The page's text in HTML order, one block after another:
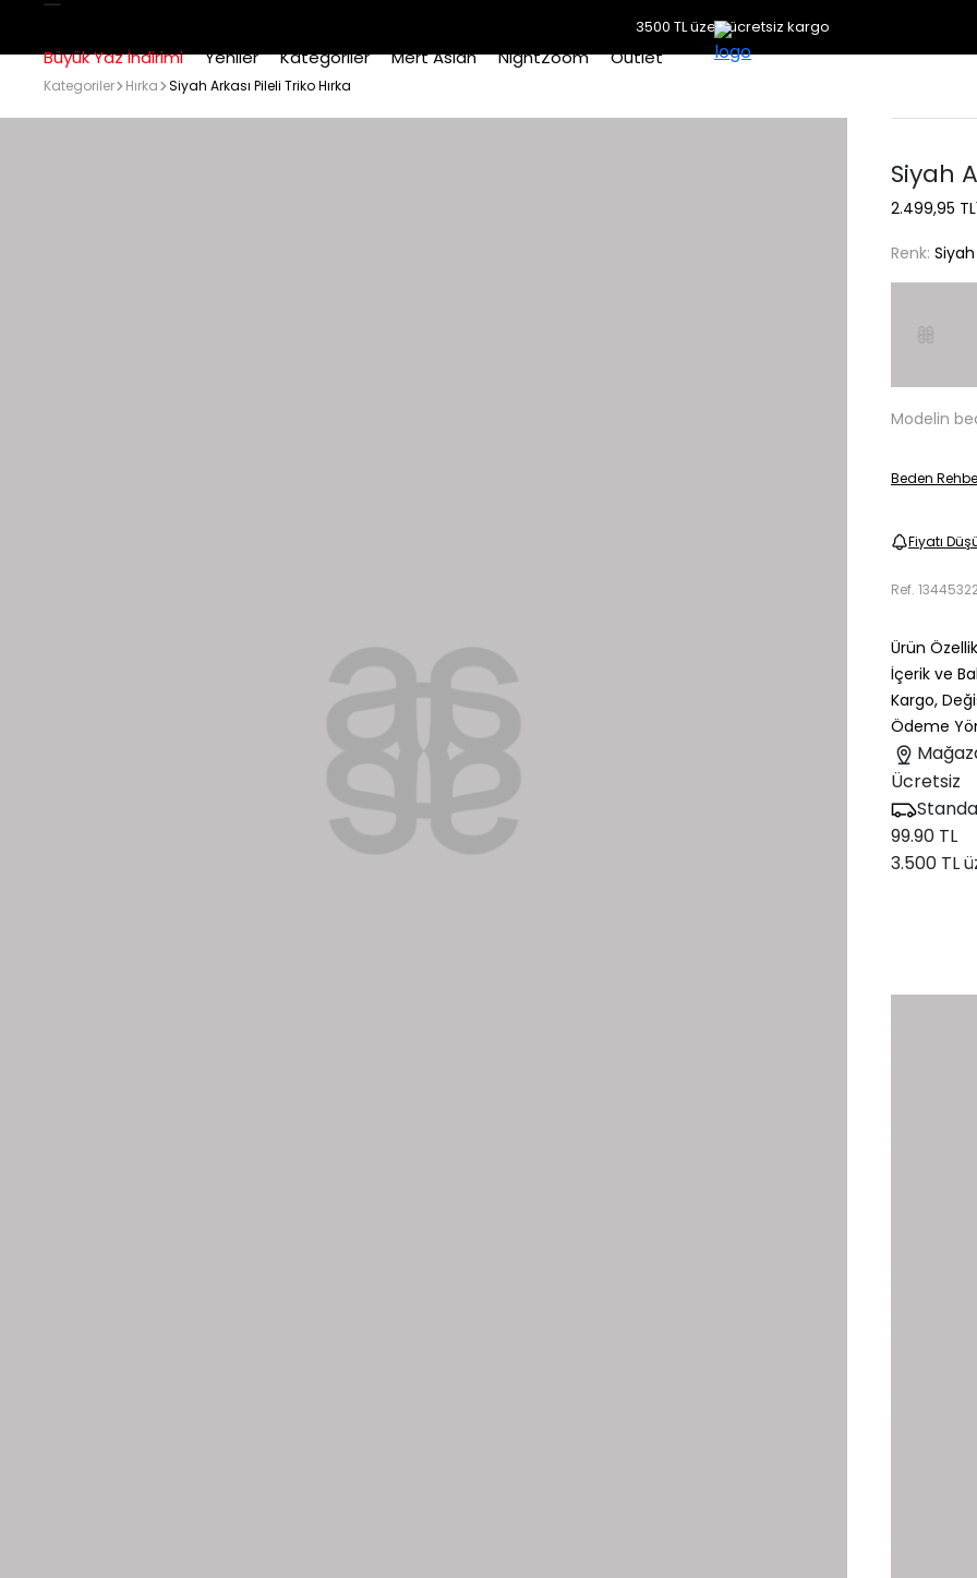
3500 TL üzeri ücretsiz kargo
Büyük Yaz İndirimi Yeniler Kategoriler Mert Aslan NightZoom Outlet
Kategoriler Hırka Siyah Arkası Pileli Triko Hırka
Siyah
2.499,95 TL
Renk: Siyah
Modelin
Beden
Fiyatı
Ref.
Ürün
İçerik ve
Kargo,
Ödeme
Ücretsiz
99.90 TL
3.500 TL